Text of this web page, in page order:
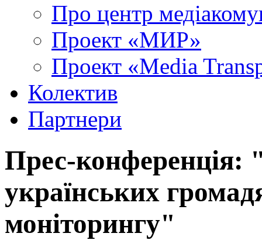
Про центр
Проект «МИР»
Проект «Media
Колектив
Партнери
Прес-конференція:
українських
моніторингу"